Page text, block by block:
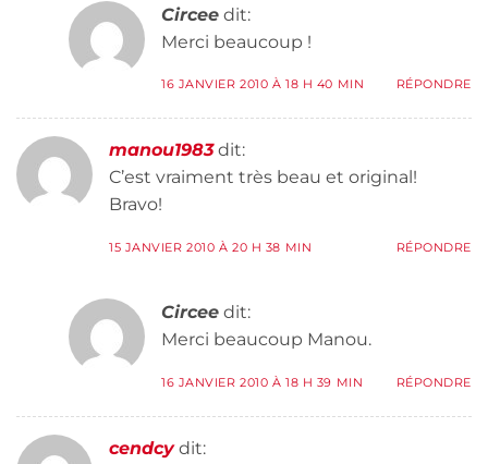
Circee dit:
Merci beaucoup !
16 JANVIER 2010 À 18 H 40 MIN RÉPONDRE
manou1983 dit:
C’est vraiment très beau et original!
Bravo!
15 JANVIER 2010 À 20 H 38 MIN RÉPONDRE
Circee dit:
Merci beaucoup Manou.
16 JANVIER 2010 À 18 H 39 MIN RÉPONDRE
cendcy dit: